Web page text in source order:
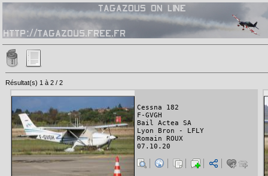
Résultat(s) 1 à 2 / 2
Cessna 182
F-GVGH
Bail Actea SA
Lyon Bron - LFLY
Romain ROUX
07.10.20